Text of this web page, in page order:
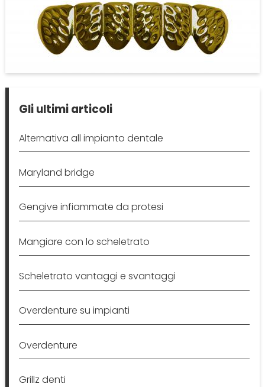
Gli ultimi articoli
Alternativa all impianto dentale
Maryland bridge
Gengive infiammate da protesi
Mangiare con lo scheletrato
Scheletrato vantaggi e svantaggi
Overdenture su impianti
Overdenture
Grillz denti